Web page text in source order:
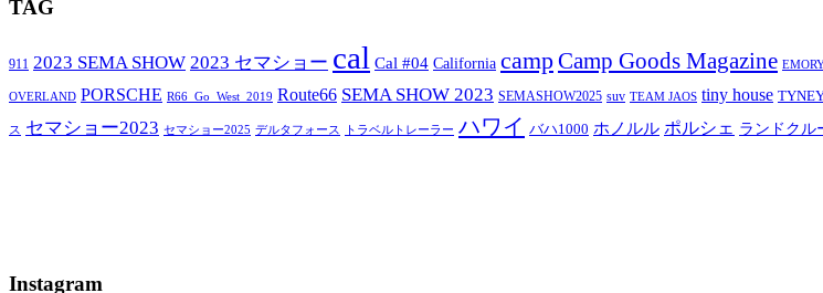
TAG
911 2023 SEMA SHOW 2023 セマショー cal Cal #04 California campCamp Goods Magazine
OVERLAND PORSCHE R66_Go_West_2019 Route66 SEMA SHOW 2023 SEMASHOW2025 suv TEAM JAOS tiny house
ス セマショー2023 セマショー2025 デルタフォース トラベルトレーラー ハワイ バハ1000 ホノルル ポルシェ ランドクル
Instagram